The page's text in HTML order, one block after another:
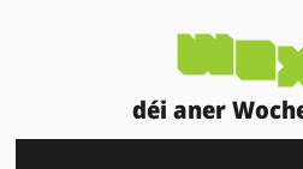
déi aner